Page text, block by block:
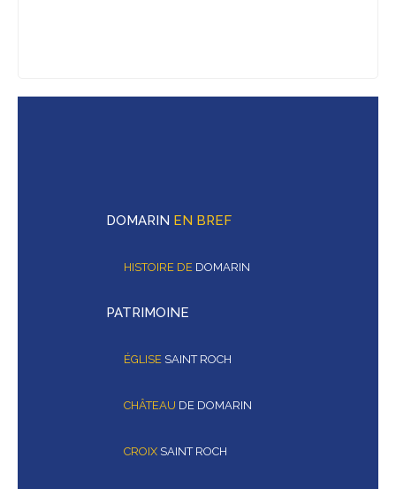
DOMARIN EN BREF
HISTOIRE DE DOMARIN
PATRIMOINE
ÉGLISE SAINT ROCH
CHÂTEAU DE DOMARIN
CROIX SAINT ROCH